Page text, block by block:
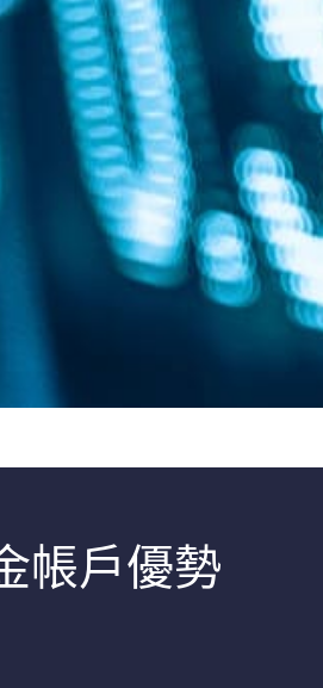
帳戶優勢